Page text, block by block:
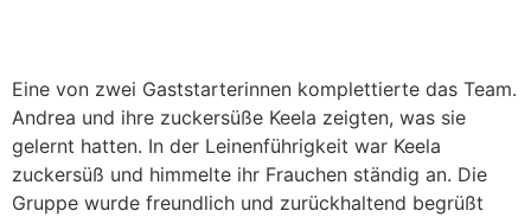
Eine von zwei Gaststarterinnen komplettierte das Team.
Andrea und ihre zuckersüße Keela zeigten, was sie
gelernt hatten. In der Leinenführigkeit war Keela
zuckersüß und himmelte ihr Frauchen ständig an. Die
Gruppe wurde freundlich und zurückhaltend begrüßt